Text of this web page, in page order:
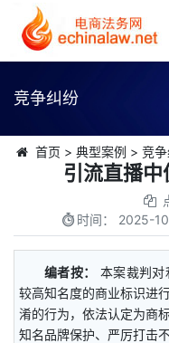
竞争纠纷
首页 > 典型案例 > 竞
引流直播
时间： 2025-
编者按：
本案裁判
较高知名度的商业标识进
淆的行为，依法认定为商
知名品牌保护、严厉打击